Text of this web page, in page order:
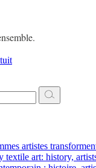
artistes
textile art: history,